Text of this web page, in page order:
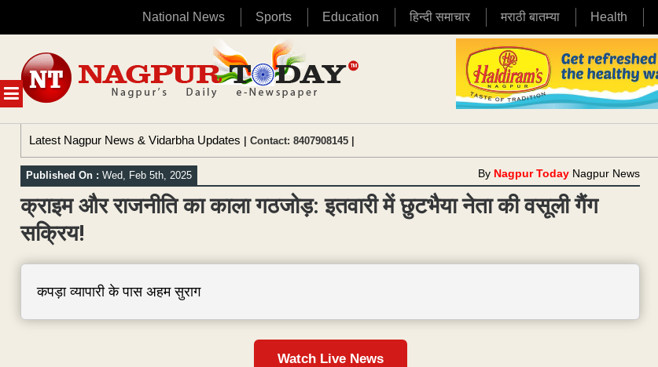
National News Sports Education हिन्दी समाचार मराठी बातम्या Health
MENU
content
Latest Nagpur News & Vidarbha Updates | Contact: 8407908145 |
Published On : Wed, Feb 5th, 2025 By Nagpur Today Nagpur News
क्राइम और राजनीति का काला गठजोड़: इतवारी में छुटभैया नेता की वसूली गैंग
सक्रिय!
कपड़ा व्यापारी के पास अहम सुराग
Watch Live News